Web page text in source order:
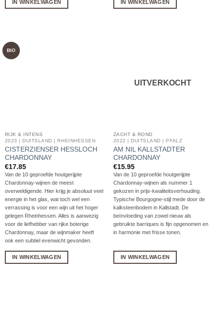
IN WINKELWAGEN IN WINKELWAGEN
BIO
RIJK & INTENS
2023 | DUITSLAND | RHEINHESSEN
CISTERZIENSER HESSLOCH
CHARDONNAY
€17.85
Van de 10 geproefde houtgerijpte
Chardonnay-wijnen de meest
overweldigende. Hier krijg je absoluut veel
energie in het glas, wat toch wel een
verrassing is voor een wijn uit het hoger
gelegen Rheinhessen. Alles is aanwezig
voor de liefhebber van rijke boterige
Chardonnay, maar de wijnmaker heeft
ook een subtiel evenwicht gevonden.
IN WINKELWAGEN
UITVERKOCHT
ZACHT & ROND
2022 | DUITSLAND | PFALZ
AM NIL KALLSTADTER
CHARDONNAY
€15.95
Van de 10 geproefde houtgerijpte
Chardonnay-wijnen als nummer 1
gekozen in prijs-kwaliteitsverhouding.
Typische Bourgogne-stijl mede door de
kalksteenbodem in Kallstadt. De
beïnvloeding van zowel nieuw als
gebruikte barriques is fijn opgenomen en
in harmonie met frisse tonen.
IN WINKELWAGEN